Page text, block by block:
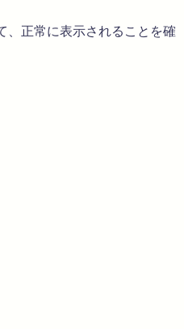
、正常に表示されることを確